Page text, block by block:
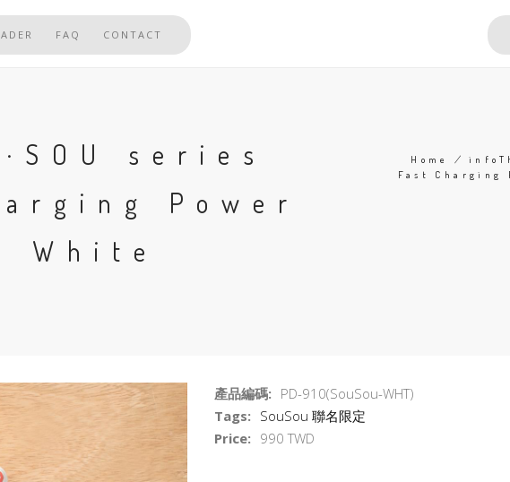
FAQ CONTACT
series
Power
White
Home /
Fast Charging
產品編碼: PD-910(SouSou-WHT)
Tags: SouSou 聯名限定
Price: 990 TWD